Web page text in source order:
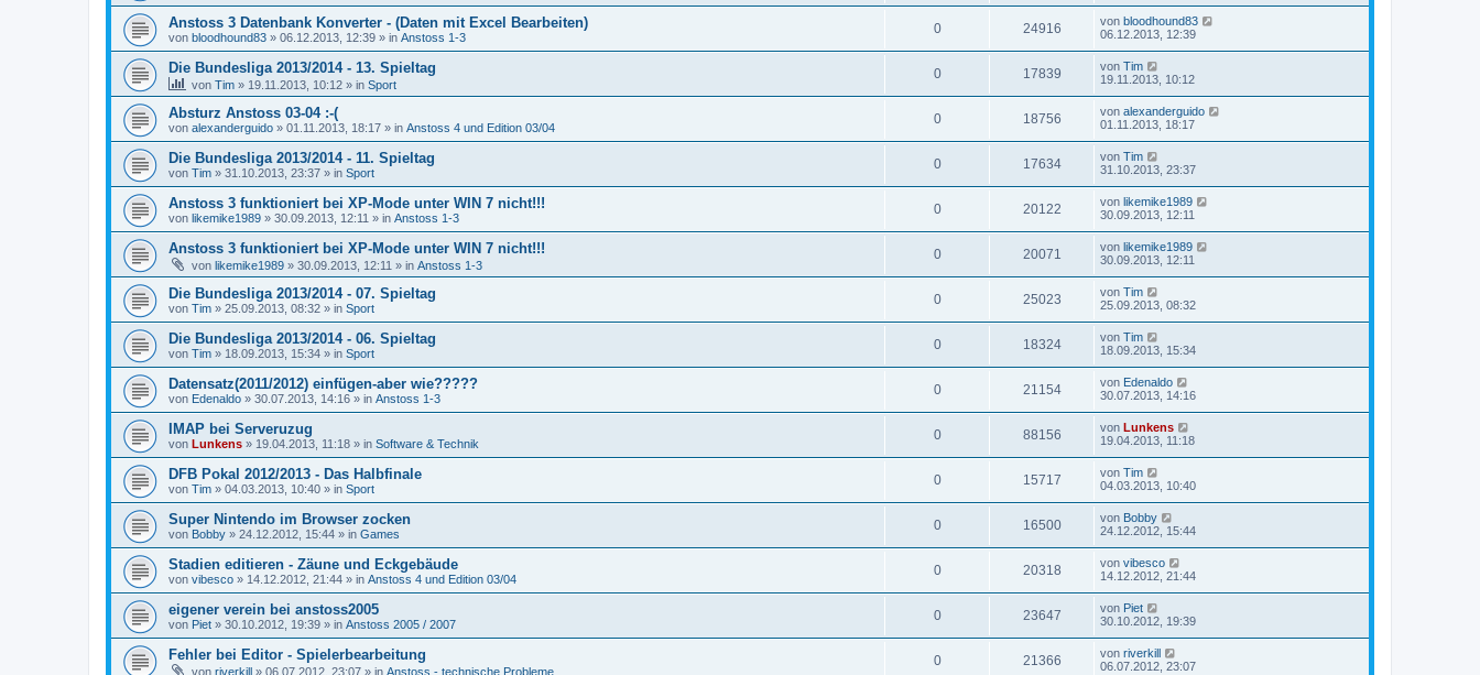
Anstoss 3 Datenbank Konverter - (Daten mit Excel Bearbeiten)
von bloodhound83 » 06.12.2013, 12:39 » in Anstoss 1-3
0 24916 von bloodhound83
06.12.2013, 12:39
Die Bundesliga 2013/2014 - 13. Spieltag
von Tim » 19.11.2013, 10:12 » in Sport
0 17839 von Tim
19.11.2013, 10:12
Absturz Anstoss 03-04 :-(
von alexanderguido » 01.11.2013, 18:17 » in Anstoss 4 und Edition 03/04
0 18756 von alexanderguido
01.11.2013, 18:17
Die Bundesliga 2013/2014 - 11. Spieltag
von Tim » 31.10.2013, 23:37 » in Sport
0 17634 von Tim
31.10.2013, 23:37
Anstoss 3 funktioniert bei XP-Mode unter WIN 7 nicht!!!
von likemike1989 » 30.09.2013, 12:11 » in Anstoss 1-3
0 20122 von likemike1989
30.09.2013, 12:11
Anstoss 3 funktioniert bei XP-Mode unter WIN 7 nicht!!!
von likemike1989 » 30.09.2013, 12:11 » in Anstoss 1-3
0 20071 von likemike1989
30.09.2013, 12:11
Die Bundesliga 2013/2014 - 07. Spieltag
von Tim » 25.09.2013, 08:32 » in Sport
0 25023 von Tim
25.09.2013, 08:32
Die Bundesliga 2013/2014 - 06. Spieltag
von Tim » 18.09.2013, 15:34 » in Sport
0 18324 von Tim
18.09.2013, 15:34
Datensatz(2011/2012) einfügen-aber wie?????
von Edenaldo » 30.07.2013, 14:16 » in Anstoss 1-3
0 21154 von Edenaldo
30.07.2013, 14:16
IMAP bei Serveruzug
von Lunkens » 19.04.2013, 11:18 » in Software & Technik
0 88156 von Lunkens
19.04.2013, 11:18
DFB Pokal 2012/2013 - Das Halbfinale
von Tim » 04.03.2013, 10:40 » in Sport
0 15717 von Tim
04.03.2013, 10:40
Super Nintendo im Browser zocken
von Bobby » 24.12.2012, 15:44 » in Games
0 16500 von Bobby
24.12.2012, 15:44
Stadien editieren - Zäune und Eckgebäude
von vibesco » 14.12.2012, 21:44 » in Anstoss 4 und Edition 03/04
0 20318 von vibesco
14.12.2012, 21:44
eigener verein bei anstoss2005
von Piet » 30.10.2012, 19:39 » in Anstoss 2005 / 2007
0 23647 von Piet
30.10.2012, 19:39
Fehler bei Editor - Spielerbearbeitung
von riverkill » 06.07.2012, 23:07 » in Anstoss - technische Probleme
0 21366 von riverkill
06.07.2012, 23:07